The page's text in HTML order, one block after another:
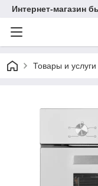
Интернет-магазин
Товары и услуги